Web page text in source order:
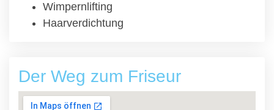
Wimpernlifting
Haarverdichtung
Der Weg zum Friseur